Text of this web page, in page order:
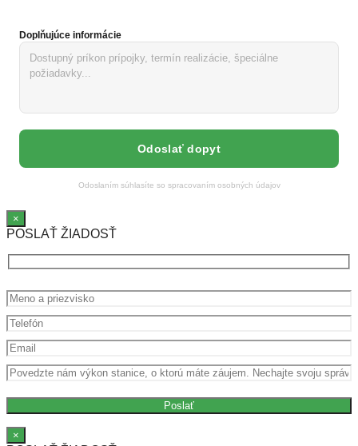
Doplňujúce informácie
Odoslaním súhlasíte so spracovaním osobných údajov
×
POSLAŤ ŽIADOSŤ
×